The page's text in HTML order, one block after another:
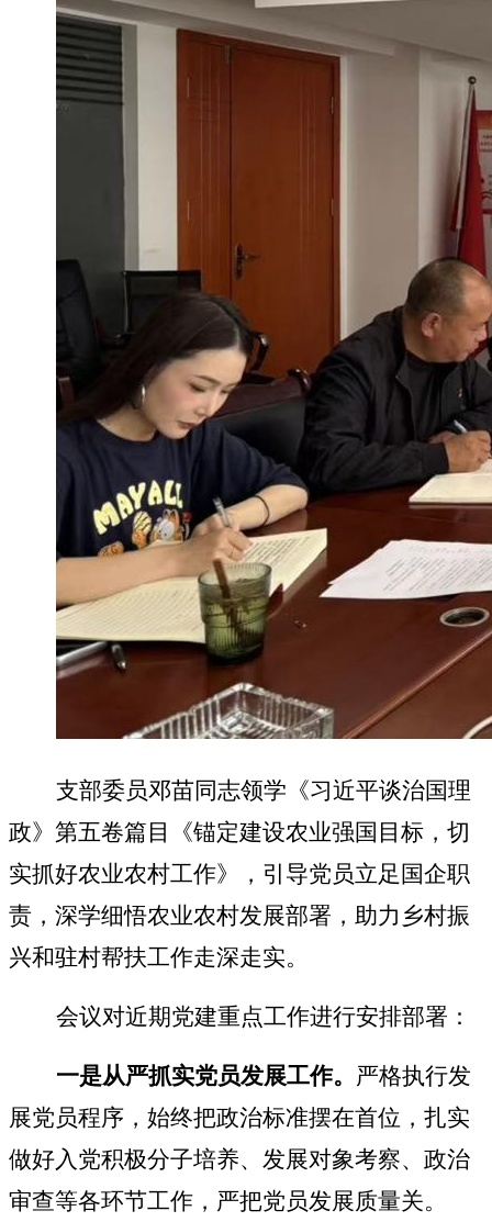
支部委员邓苗同志领学《习近平谈治国理
政》第五卷篇目《锚定建设农业强国目标，切
实抓好农业农村工作》，引导党员立足国企职
责，深学细悟农业农村发展部署，助力乡村振
兴和驻村帮扶工作走深走实。
会议对近期党建重点工作进行安排部署：
一是从严抓实党员发展工作。 严格执行发
展党员程序，始终把政治标准摆在首位，扎实
做好入党积极分子培养、发展对象考察、政治
审查等各环节工作，严把党员发展质量关。